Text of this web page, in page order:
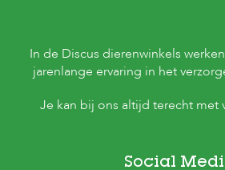
In de Discus dierenwinkels
jarenlange ervaring in het
Je kan bij ons altijd terecht met
Social